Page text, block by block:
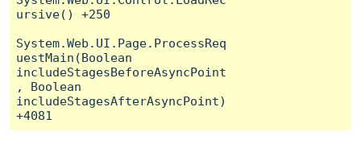
ursive() +250
System.Web.UI.Page.ProcessReq
uestMain(Boolean
includeStagesBeforeAsyncPoint
, Boolean
includeStagesAfterAsyncPoint)